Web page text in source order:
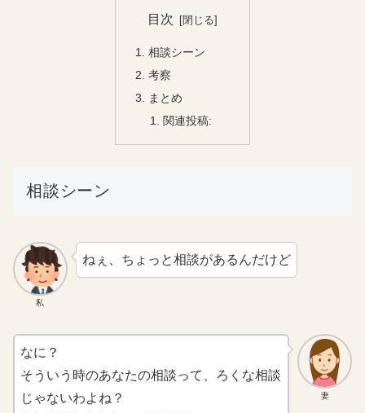
目次
相談シーン
考察
まとめ
関連投稿:
相談シーン
私
ねぇ、ちょっと相談があるんだけど
妻
なに？
そういう時のあなたの相談って、ろくな相談
じゃないわよね？